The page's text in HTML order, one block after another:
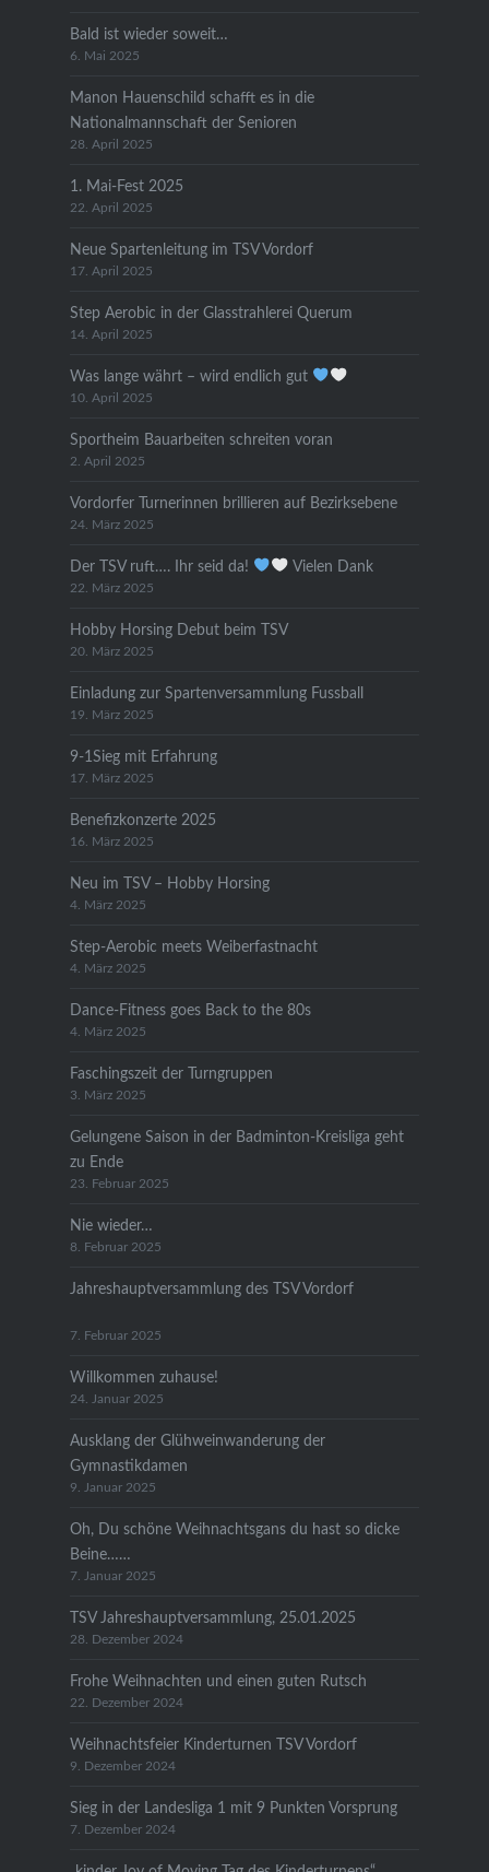
Bald ist wieder soweit…
6. Mai 2025
Manon Hauenschild schafft es in die
Nationalmannschaft der Senioren
28. April 2025
1. Mai-Fest 2025
22. April 2025
Neue Spartenleitung im TSV Vordorf
17. April 2025
Step Aerobic in der Glasstrahlerei Querum
14. April 2025
Was lange währt – wird endlich gut
10. April 2025
Sportheim Bauarbeiten schreiten voran
2. April 2025
Vordorfer Turnerinnen brillieren auf Bezirksebene
24. März 2025
Der TSV ruft…. Ihr seid da! Vielen Dank
22. März 2025
Hobby Horsing Debut beim TSV
20. März 2025
Einladung zur Spartenversammlung Fussball
19. März 2025
9-1Sieg mit Erfahrung
17. März 2025
Benefizkonzerte 2025
16. März 2025
Neu im TSV – Hobby Horsing
4. März 2025
Step-Aerobic meets Weiberfastnacht
4. März 2025
Dance-Fitness goes Back to the 80s
4. März 2025
Faschingszeit der Turngruppen
3. März 2025
Gelungene Saison in der Badminton-Kreisliga geht
zu Ende
23. Februar 2025
Nie wieder…
8. Februar 2025
Jahreshauptversammlung des TSV Vordorf
7. Februar 2025
Willkommen zuhause!
24. Januar 2025
Ausklang der Glühweinwanderung der
Gymnastikdamen
9. Januar 2025
Oh, Du schöne Weihnachtsgans du hast so dicke
Beine……
7. Januar 2025
TSV Jahreshauptversammlung, 25.01.2025
28. Dezember 2024
Frohe Weihnachten und einen guten Rutsch
22. Dezember 2024
Weihnachtsfeier Kinderturnen TSV Vordorf
9. Dezember 2024
Sieg in der Landesliga 1 mit 9 Punkten Vorsprung
7. Dezember 2024